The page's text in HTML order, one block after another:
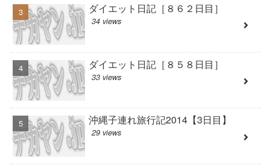
ダイエット日記［８６２日目］
34 views
ダイエット日記［８５８日目］
33 views
沖縄子連れ旅行記2014【3日目】
29 views